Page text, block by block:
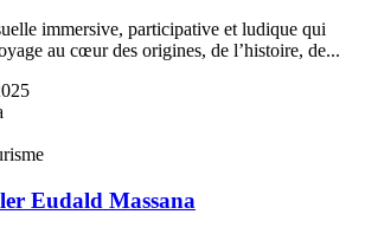
immersive, participative et ludique qui
au cœur des origines, de l’histoire, de...
Eudald Massana